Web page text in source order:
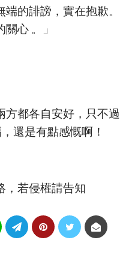
的誹謗，實在抱歉。
心 ​​​。」
方都各自安好，只不過
還是有點感慨啊！
，若侵權請告知